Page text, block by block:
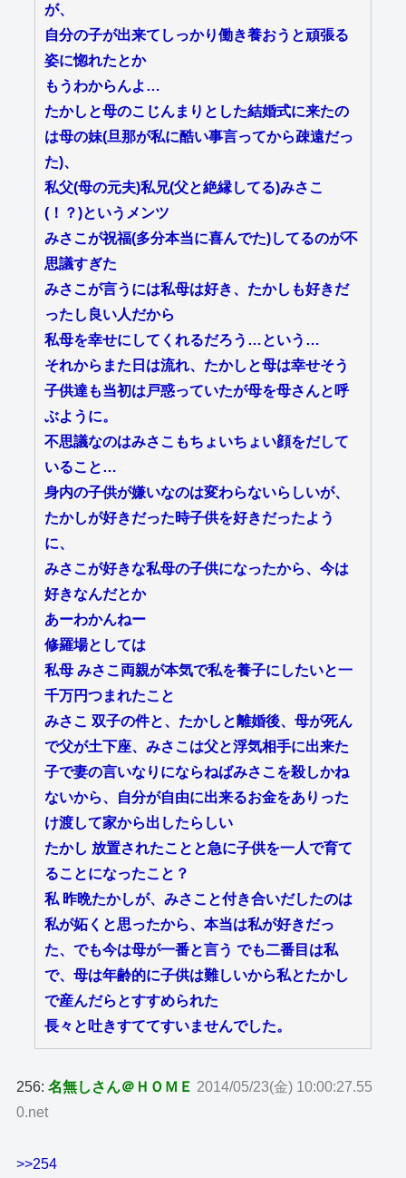
が、
自分の子が出来てしっかり働き養おうと頑張る
姿に惚れたとか
もうわからんよ…
たかしと母のこじんまりとした結婚式に来たの
は母の妹(旦那が私に酷い事言ってから疎遠だっ
た)、
私父(母の元夫)私兄(父と絶縁してる)みさこ
(！？)というメンツ
みさこが祝福(多分本当に喜んでた)してるのが不
思議すぎた
みさこが言うには私母は好き、たかしも好きだ
ったし良い人だから
私母を幸せにしてくれるだろう…という…
それからまた日は流れ、たかしと母は幸せそう
子供達も当初は戸惑っていたが母を母さんと呼
ぶように。
不思議なのはみさこもちょいちょい顔をだして
いること…
身内の子供が嫌いなのは変わらないらしいが、
たかしが好きだった時子供を好きだったよう
に、
みさこが好きな私母の子供になったから、今は
好きなんだとか
あーわかんねー
修羅場としては
私母 みさこ両親が本気で私を養子にしたいと一
千万円つまれたこと
みさこ 双子の件と、たかしと離婚後、母が死ん
で父が土下座、みさこは父と浮気相手に出来た
子で妻の言いなりにならねばみさこを殺しかね
ないから、自分が自由に出来るお金をありった
け渡して家から出したらしい
たかし 放置されたことと急に子供を一人で育て
ることになったこと？
私 昨晩たかしが、みさこと付き合いだしたのは
私が妬くと思ったから、本当は私が好きだっ
た、でも今は母が一番と言う でも二番目は私
で、母は年齢的に子供は難しいから私とたかし
で産んだらとすすめられた
長々と吐きすててすいませんでした。
256:名無しさん＠ＨＯＭＥ 2014/05/23(金) 10:00:27.55
0.net
>>254